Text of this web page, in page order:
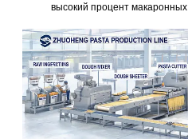
высокий процент